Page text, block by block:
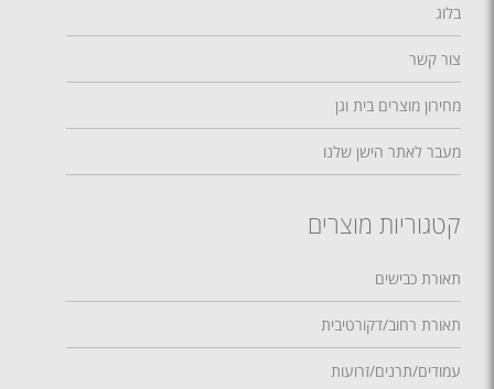
בלוג
צור קשר
מחירון מוצרים בית וגן
מעבר לאתר הישן שלנו
קטגוריות מוצרים
תאורת כבישים
תאורת רחוב/דקורטיבית
עמודים/תרנים/זרועות